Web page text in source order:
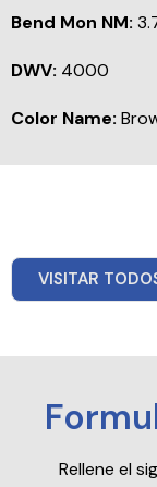
Bend Mon NM:
DWV: 4000
Color Name:
VISITAR
Rellene el